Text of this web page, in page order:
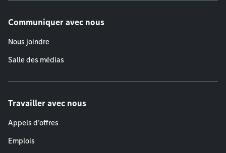
Communiquer avec nous
Nous joindre
Salle des médias
Travailler avec nous
Appels d'offres
Emplois